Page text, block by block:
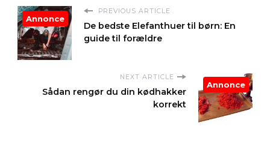
PREVIOUS ARTICLE
De bedste Elefanthuer til børn: En
guide til forældre
Annonce
NEXT ARTICLE
Sådan rengør du din kødhakker
korrekt
Annonce